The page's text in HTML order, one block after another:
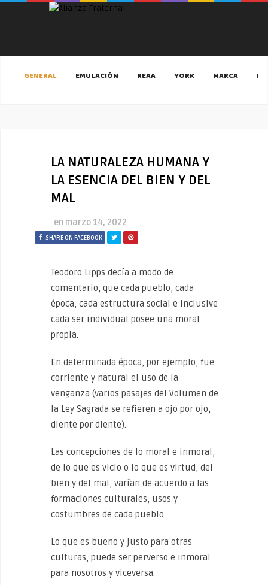
GENERAL EMULACIÓN REAA YORK MARCA
LA NATURALEZA HUMANA Y
LA ESENCIA DEL BIEN Y DEL
MAL
en marzo 14, 2022
SHARE ON FACEBOOK
Teodoro Lipps decía a modo de
comentario, que cada pueblo, cada
época, cada estructura social e inclusive
cada ser individual posee una moral
propia.
En determinada época, por ejemplo, fue
corriente y natural el uso de la
venganza (varios pasajes del Volumen de
la Ley Sagrada se refieren a ojo por ojo,
diente por diente).
Las concepciones de lo moral e inmoral,
de lo que es vicio o lo que es virtud, del
bien y del mal, varían de acuerdo a las
formaciones culturales, usos y
costumbres de cada pueblo.
Lo que es bueno y justo para otras
culturas, puede ser perverso e inmoral
para nosotros y viceversa.